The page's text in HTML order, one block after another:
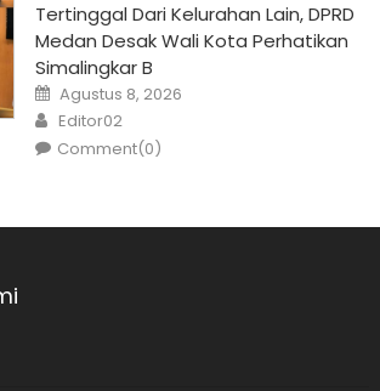
Tertinggal Dari Kelurahan Lain, DPRD
Medan Desak Wali Kota Perhatikan
Simalingkar B
Posted
on
Agustus 8, 2026
Author
Editor02
Comment(0)